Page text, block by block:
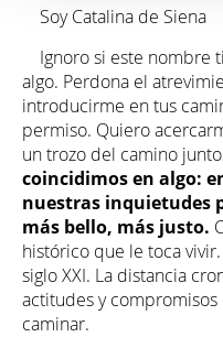
Soy Catalina de Siena
Ignoro si este nombre
algo. Perdona el
introducirme en tus
permiso. Quiero
un trozo del camino
coincidimos en algo:
nuestras inquietudes
más bello, más justo.
histórico que le toca
siglo XXI. La distancia
actitudes y
caminar.